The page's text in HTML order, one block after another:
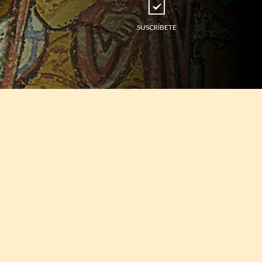
SUSCRÍBETE